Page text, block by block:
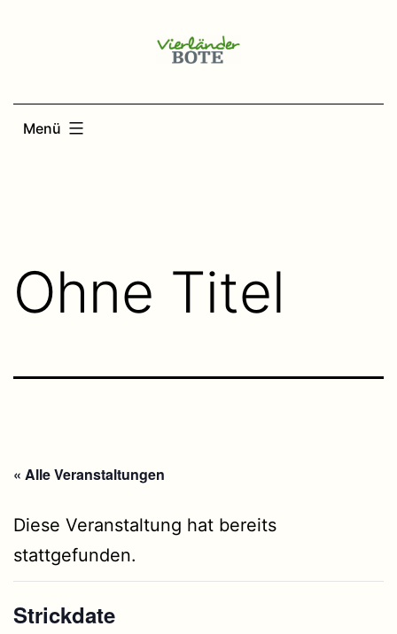
Menü
Ohne Titel
« Alle Veranstaltungen
Diese Veranstaltung hat bereits
stattgefunden.
Strickdate